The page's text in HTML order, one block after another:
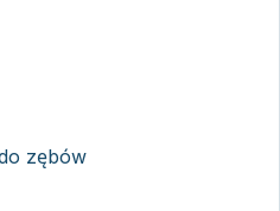
zębów